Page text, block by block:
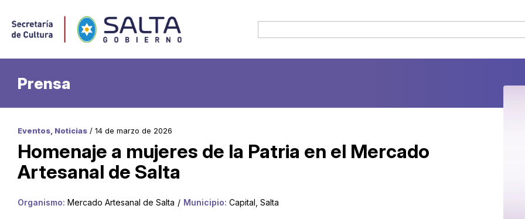
Prensa
Eventos, Noticias / 14 de marzo de 2026
Homenaje a mujeres de la Patria en el Mercado
Artesanal de Salta
Organismo: Mercado Artesanal de Salta / Municipio: Capital, Salta